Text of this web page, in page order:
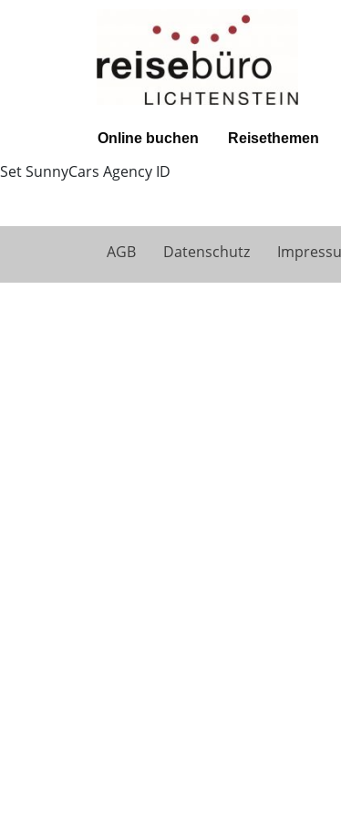
Online buchen Reisethemen
Set SunnyCars Agency ID
AGB Datenschutz